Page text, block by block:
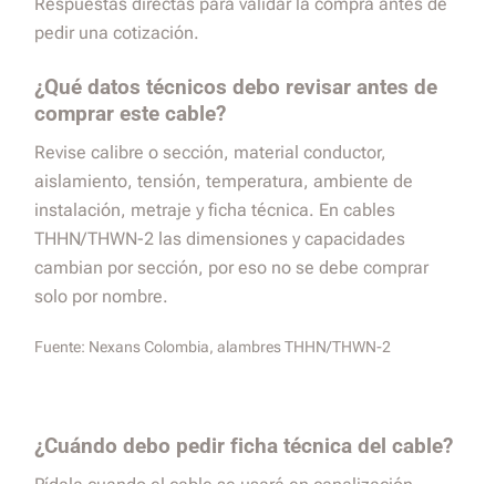
Respuestas directas para validar la compra antes de
pedir una cotización.
¿Qué datos técnicos debo revisar antes de
comprar este cable?
Revise calibre o sección, material conductor,
aislamiento, tensión, temperatura, ambiente de
instalación, metraje y ficha técnica. En cables
THHN/THWN-2 las dimensiones y capacidades
cambian por sección, por eso no se debe comprar
solo por nombre.
Fuente: Nexans Colombia, alambres THHN/THWN-2
¿Cuándo debo pedir ficha técnica del cable?